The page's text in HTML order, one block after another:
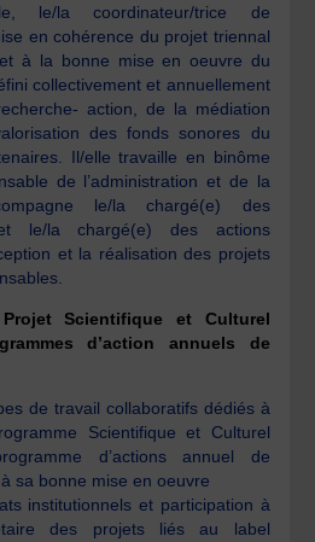
le/la coordinateur/trice de
en cohérence du projet triennal
à la bonne mise en oeuvre du
collectivement et annuellement
action, de la médiation
des fonds sonores du
Il/elle travaille en binôme
de l’administration et de la
le/la chargé(e) des
le/la chargé(e) des actions
et la réalisation des projets
Scientifique et Culturel
d’action annuels de
de travail collaboratifs dédiés à
Scientifique et Culturel
d’actions annuel de
sa bonne mise en oeuvre
institutionnels et participation à
des projets liés au label